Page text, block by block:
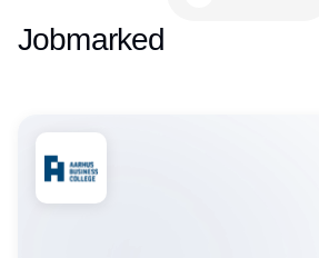
Jobmarked